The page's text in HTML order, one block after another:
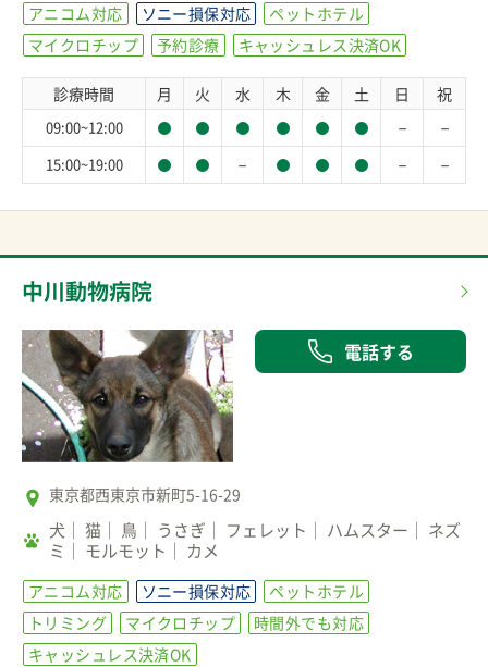
アニコム対応 ソニー損保対応
ペットホテル
マイクロチップ
予約診療 キャッシュレス決済OK
診療時間 月 火 水 木 金 土 日 祝
09:00~12:00 － －
15:00~19:00 － － －
中川動物病院
電話する
東京都西東京市新町5-16-29
犬 猫 鳥 うさぎ フェレット ハムスター
ネズ
ミ
モルモット カメ
アニコム対応 ソニー損保対応
ペットホテル
トリミング
マイクロチップ
時間外でも対応
キャッシュレス決済OK